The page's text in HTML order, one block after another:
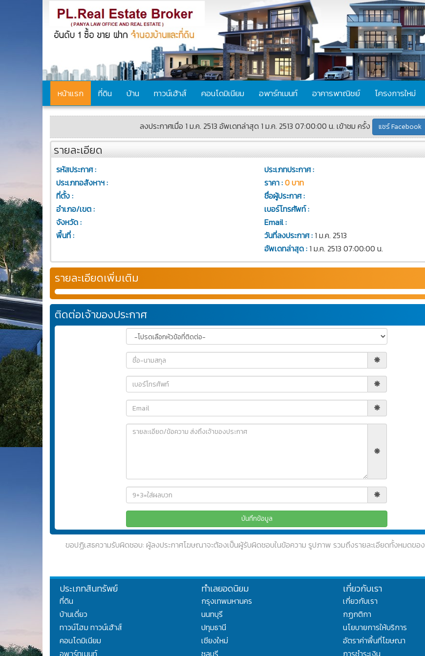
หน้าแรก ที่ดิน บ้าน ทาวน์เฮ้าส์ คอนโดมิเนียม อพาร์ทเมนท์ อาคารพาณิชย์ โครงการใหม่
ลงประกาศเมื่อ 1 ม.ค. 2513 อัพเดทล่าสุด 1 ม.ค. 2513 07:00:00 น. เข้าชม ครั้ง แชร์ Facebook
รายละเอียด
รหัสประกาศ :
ประเภทอสังหาฯ :
ที่ตั้ง :
อำเภอ/เขต :
จังหวัด :
พื้นที่ :
ประเภทประกาศ :
ราคา :0 บาท
ชื่อผู้ประกาศ :
เบอร์โทรศัพท์ :
Email :
วันที่ลงประกาศ :1 ม.ค. 2513
อัพเดทล่าสุด :1 ม.ค. 2513 07:00:00 น.
รายละเอียดเพิ่มเติม
ติดต่อเจ้าของประกาศ
ขอปฏิเสธความรับผิดชอบ: ผู้ลงประกาศโฆษณาจะต้องเป็นผู้รับผิดชอบในข้อความ รูปภาพ รวมถึงรายละเอียดทั้งหมดขอ
ประเภทสินทรัพย์
ที่ดิน
บ้านเดี่ยว
ทาวน์โฮม ทาวน์เฮ้าส์
คอนโดมิเนียม
อพาร์ทเมนท์
ทำเลยอดนิยม
กรุงเทพมหานคร
นนทบุรี
ปทุมธานี
เชียงใหม่
ชลบุรี
เกี่ยวกับเรา
เกี่ยวกับเรา
กฏกติกา
นโยบายการให้บริการ
อัตราค่าพื้นที่โฆษณา
การชำระเงิน